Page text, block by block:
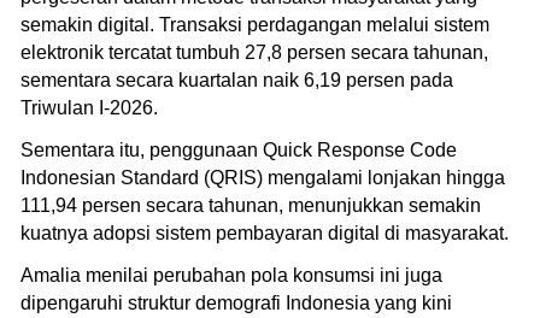
semakin digital. Transaksi perdagangan melalui sistem
elektronik tercatat tumbuh 27,8 persen secara tahunan,
sementara secara kuartalan naik 6,19 persen pada
Triwulan I-2026.
Sementara itu, penggunaan Quick Response Code
Indonesian Standard (QRIS) mengalami lonjakan hingga
111,94 persen secara tahunan, menunjukkan semakin
kuatnya adopsi sistem pembayaran digital di masyarakat.
Amalia menilai perubahan pola konsumsi ini juga
dipengaruhi struktur demografi Indonesia yang kini